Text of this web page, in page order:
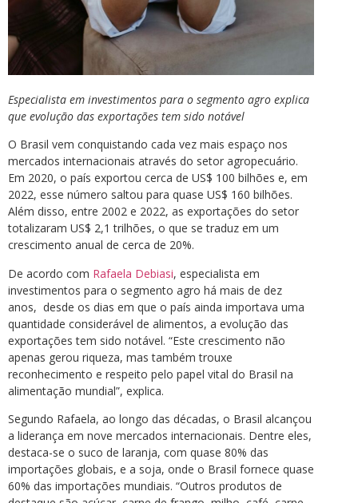
Especialista em investimentos para o segmento agro explica
que evolução das exportações tem sido notável
O Brasil vem conquistando cada vez mais espaço nos
mercados internacionais através do setor agropecuário.
Em 2020, o país exportou cerca de US$ 100 bilhões e, em
2022, esse número saltou para quase US$ 160 bilhões.
Além disso, entre 2002 e 2022, as exportações do setor
totalizaram US$ 2,1 trilhões, o que se traduz em um
crescimento anual de cerca de 20%.
De acordo com Rafaela Debiasi, especialista em
investimentos para o segmento agro há mais de dez
anos, desde os dias em que o país ainda importava uma
quantidade considerável de alimentos, a evolução das
exportações tem sido notável. “Este crescimento não
apenas gerou riqueza, mas também trouxe
reconhecimento e respeito pelo papel vital do Brasil na
alimentação mundial”, explica.
Segundo Rafaela, ao longo das décadas, o Brasil alcançou
a liderança em nove mercados internacionais. Dentre eles,
destaca-se o suco de laranja, com quase 80% das
importações globais, e a soja, onde o Brasil fornece quase
60% das importações mundiais. “Outros produtos de